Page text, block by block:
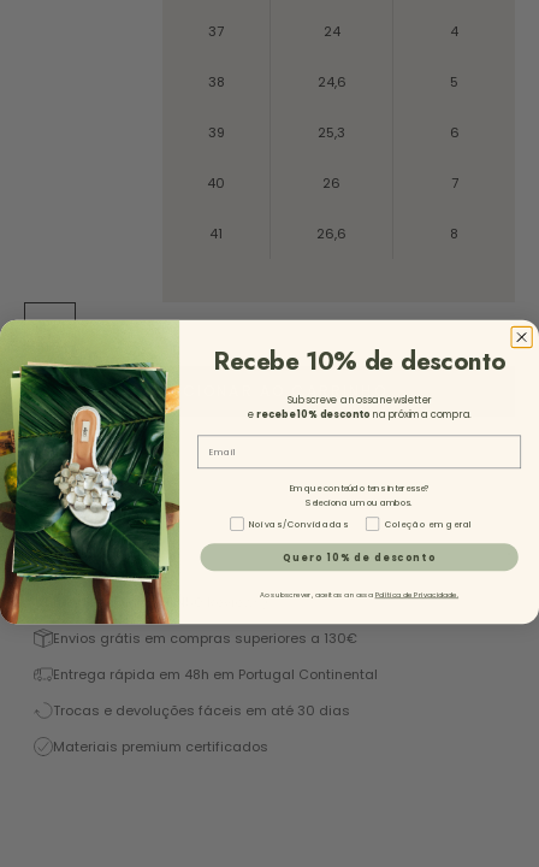
37 24 4
38 24,6 5
39 25,3 6
40 26 7
41 26,6 8
ST
ADICIONAR AO CARRINHO
Descrição
Excelente 4,9/5 (+1450 Reviews)
Envios grátis em compras superiores a 130€
Entrega rápida em 48h em Portugal Continental
Trocas e devoluções fáceis em até 30 dias
Materiais premium certificados
Recebe 10% de desconto
Subscreve a nossa newsletter
erecebe 10% desconto na próxima compra.
Em que conteúdo tens interesse?
Seleciona um ou ambos.
Tipo de Conteúdo - NL
Noivas/Convidadas Coleção em geral
Quero 10% de desconto
Ao subscrever, aceitas a nossa Política de Privacidade.